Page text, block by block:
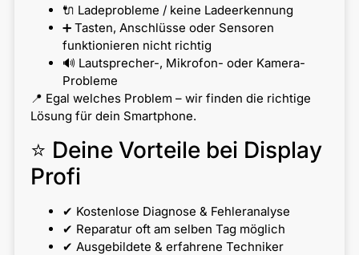
🔌 Ladeprobleme / keine Ladeerkennung
➕ Tasten, Anschlüsse oder Sensoren
funktionieren nicht richtig
🔊 Lautsprecher-, Mikrofon- oder Kamera-
Probleme
📍 Egal welches Problem – wir finden die richtige
Lösung für dein Smartphone.
⭐ Deine Vorteile bei Display
Profi
✔ Kostenlose Diagnose & Fehleranalyse
✔ Reparatur oft am selben Tag möglich
✔ Ausgebildete & erfahrene Techniker